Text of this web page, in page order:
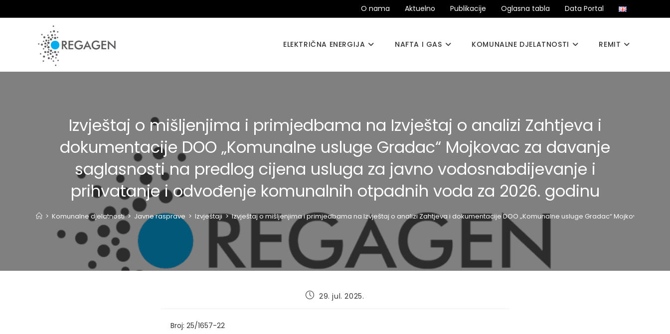
to
O nama Aktuelno Publikacije Oglasna tabla Data Portal
ELEKTRIČNA ENERGIJA NAFTA I GAS KOMUNALNE DJELATNOSTI REMIT
Izvještaj o mišljenjima i primjedbama na Izvještaj o analizi Zahtjeva i
dokumentacije DOO „Komunalne usluge Gradac“ Mojkovac za davanje
saglasnosti na predlog cijena usluga za javno vodosnabdijevanje i
prihvatanje i odvođenje komunalnih otpadnih voda za 2026. godinu
> Komunalne djelatnosti > Javne rasprave > Izvještaji > Izvještaj o mišljenjima i primjedbama na Izvještaj o analizi Zahtjeva i dokumentacije DOO „Komunalne usluge Gradac“ Mojkovac
Post29. jul. 2025.
Broj: 25/1657-22